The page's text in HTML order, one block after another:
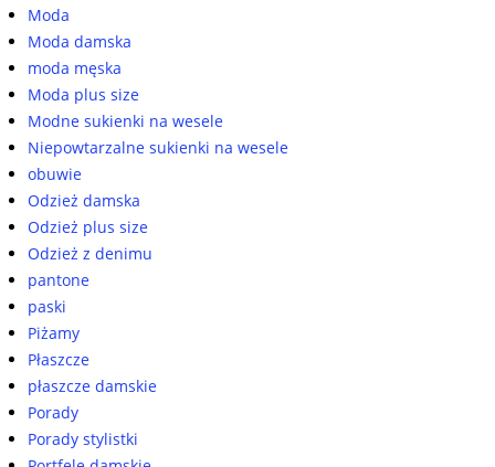
Moda
Moda damska
moda męska
Moda plus size
Modne sukienki na wesele
Niepowtarzalne sukienki na wesele
obuwie
Odzież damska
Odzież plus size
Odzież z denimu
pantone
paski
Piżamy
Płaszcze
płaszcze damskie
Porady
Porady stylistki